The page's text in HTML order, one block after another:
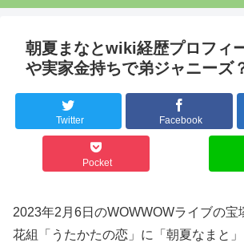
朝夏まなとwiki経歴プロフィ
や実家金持ちで弟ジャニーズ
Twitter Facebook
Pocket
2023年2月6日のWOWWOWライブの
花組「うたかたの恋」に「朝夏なまと